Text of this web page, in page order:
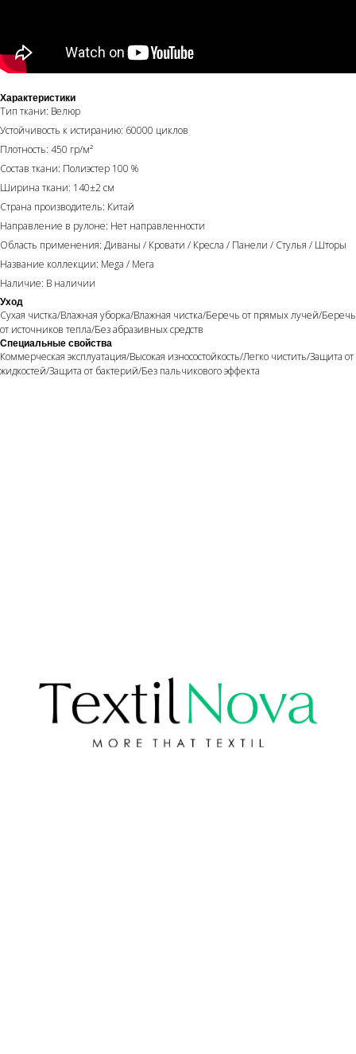
Характеристики
Тип ткани: Велюр
Устойчивость к истиранию: 60000 циклов
Плотность: 450 гр/м²
Состав ткани: Полиэстер 100 %
Ширина ткани: 140±2 см
Страна производитель: Китай
Направление в рулоне: Нет направленности
Область применения: Диваны / Кровати / Кресла / Панели / Стулья / Шторы
Название коллекции: Mega / Мега
Наличие: В наличии
Уход
Сухая чистка/Влажная уборка/Влажная чистка/Беречь от прямых лучей/Беречь
от источников тепла/Без абразивных средств
Специальные свойства
Коммерческая эксплуатация/Высокая износостойкость/Легко чистить/Защита от
жидкостей/Защита от бактерий/Без пальчикового эффекта